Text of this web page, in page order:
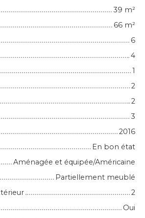
39 m²
66 m²
6
4
1
2
2
3
2016
En bon état
Aménagée et équipée/Américaine
Partiellement meublé
2
Oui